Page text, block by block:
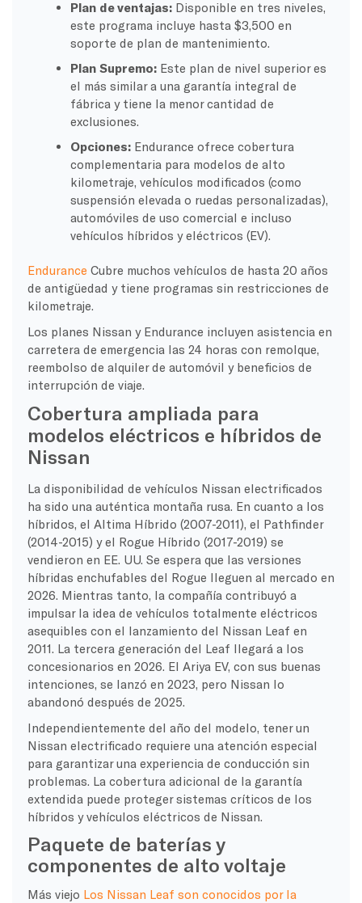
Plan de ventajas: Disponible en tres niveles,
este programa incluye hasta $3,500 en
soporte de plan de mantenimiento.
Plan Supremo: Este plan de nivel superior es
el más similar a una garantía integral de
fábrica y tiene la menor cantidad de
exclusiones.
Opciones: Endurance ofrece cobertura
complementaria para modelos de alto
kilometraje, vehículos modificados (como
suspensión elevada o ruedas personalizadas),
automóviles de uso comercial e incluso
vehículos híbridos y eléctricos (EV).
Endurance Cubre muchos vehículos de hasta 20 años
de antigüedad y tiene programas sin restricciones de
kilometraje.
Los planes Nissan y Endurance incluyen asistencia en
carretera de emergencia las 24 horas con remolque,
reembolso de alquiler de automóvil y beneficios de
interrupción de viaje.
Cobertura ampliada para
modelos eléctricos e híbridos de
Nissan
La disponibilidad de vehículos Nissan electrificados
ha sido una auténtica montaña rusa. En cuanto a los
híbridos, el Altima Híbrido (2007-2011), el Pathfinder
(2014-2015) y el Rogue Híbrido (2017-2019) se
vendieron en EE. UU. Se espera que las versiones
híbridas enchufables del Rogue lleguen al mercado en
2026. Mientras tanto, la compañía contribuyó a
impulsar la idea de vehículos totalmente eléctricos
asequibles con el lanzamiento del Nissan Leaf en
2011. La tercera generación del Leaf llegará a los
concesionarios en 2026. El Ariya EV, con sus buenas
intenciones, se lanzó en 2023, pero Nissan lo
abandonó después de 2025.
Independientemente del año del modelo, tener un
Nissan electrificado requiere una atención especial
para garantizar una experiencia de conducción sin
problemas. La cobertura adicional de la garantía
extendida puede proteger sistemas críticos de los
híbridos y vehículos eléctricos de Nissan.
Paquete de baterías y
componentes de alto voltaje
Más viejo Los Nissan Leaf son conocidos por la